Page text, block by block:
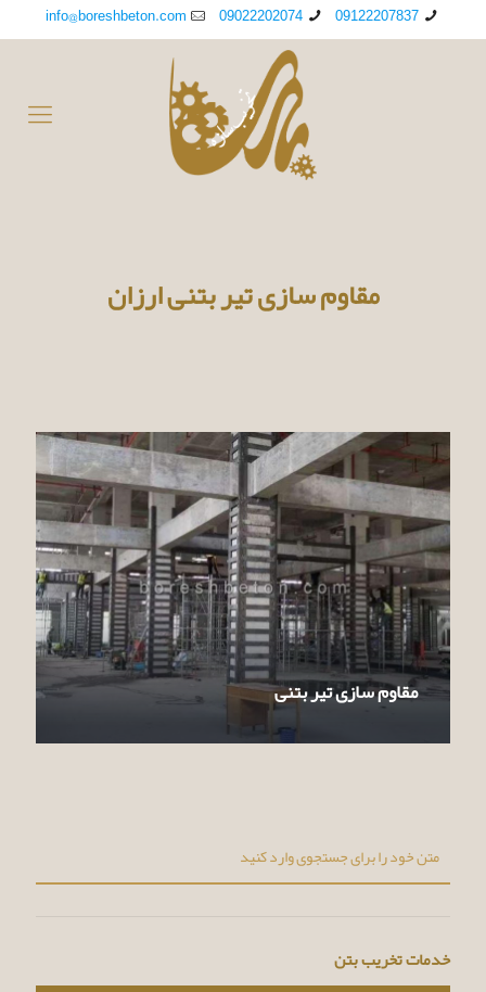
09122207837
09022202074
info@boreshbeton.com
مقاوم سازی تیر بتنی ارزان
مقاوم سازی تیر بتنی
خدمات تخریب بتن